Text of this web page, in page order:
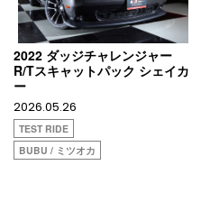
2022 ダッジチャレンジャー
R/Tスキャットパック シェイカ
ー
2026.05.26
TEST RIDE
BUBU / ミツオカ